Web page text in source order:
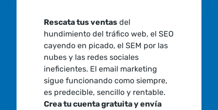
Rescata tus ventasdel
hundimiento del tráfico web, el SEO
cayendo en picado, el SEM por las
nubes y las redes sociales
ineficientes. El email marketing
sigue funcionando como siempre,
es predecible, sencillo y rentable.
Crea tu cuenta gratuita y envía